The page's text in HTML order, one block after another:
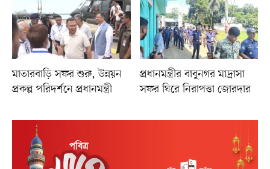
মাতারবাড়ি সফর শুরু, উন্নয়ন
প্রকল্প পরিদর্শনে প্রধানমন্ত্রী
প্রধানমন্ত্রীর বাবুনগর মাদ্রাসা
সফর ঘিরে নিরাপত্তা জোরদার